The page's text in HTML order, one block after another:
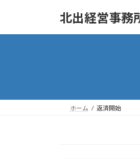
北出経営事務
ホーム 返済開始